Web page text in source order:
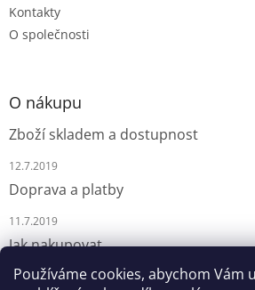
Používáme cookies, abychom Vám
Kontakty
O společnosti
O nákupu
Zboží skladem a dostupnost
12.7.2019
Doprava a platby
11.7.2019
Jak nakupovat
9.7.2019